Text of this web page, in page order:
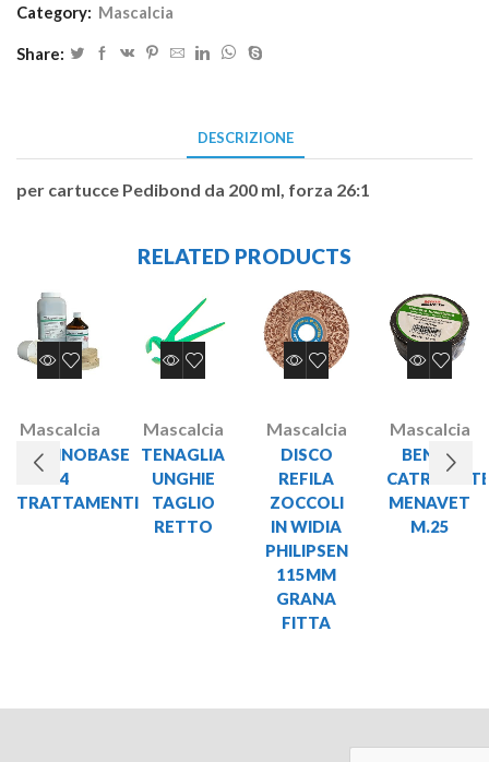
Category: Mascalcia
Share:
DESCRIZIONE
per cartucce Pedibond da 200 ml, forza 26:1
RELATED PRODUCTS
Mascalcia
TECHNOBASE
14
TRATTAMENTI
Mascalcia
TENAGLIA
UNGHIE
TAGLIO
RETTO
Mascalcia
DISCO
REFILA
ZOCCOLI
IN WIDIA
PHILIPSEN
115MM
GRANA
FITTA
Mascalcia
BENDE
MENAVET
M.25